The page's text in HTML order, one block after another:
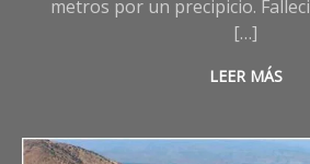
metros por un precipicio.
[…]
LEER MÁS